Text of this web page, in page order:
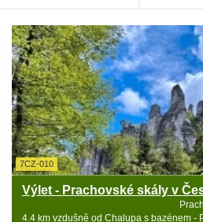
7CZ-010
Výlet - Prachovské skály v
4.4 km vzdušně od Chalupa s bazénem -